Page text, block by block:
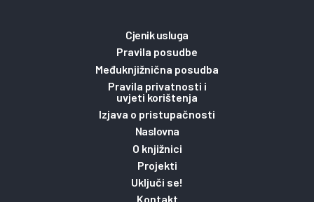
Cjenik usluga
Pravila posudbe
Međuknjižnična posudba
Pravila privatnosti i
uvjeti korištenja
Izjava o pristupačnosti
Naslovna
O knjižnici
Projekti
Uključi se!
Kontakt